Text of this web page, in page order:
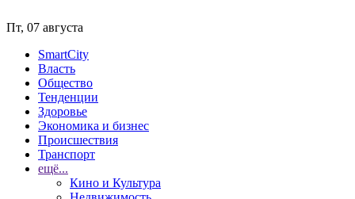
Пт, 07 августа
SmartCity
Власть
Общество
Тенденции
Здоровье
Экономика и бизнес
Происшествия
Транспорт
ещё...
Кино и Культура